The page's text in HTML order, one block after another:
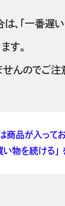
「一番遅
ます。
んのでご注
商品が入ってお
物を続ける」